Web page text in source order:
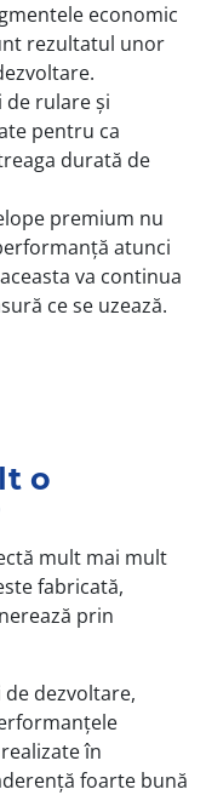
economic
rezultatul unor
de rulare și
pentru ca
durată de
premium nu
atunci
va continua
ce se uzează.
o
mult mai mult
fabricată,
prin
dezvoltare,
în
foarte bună